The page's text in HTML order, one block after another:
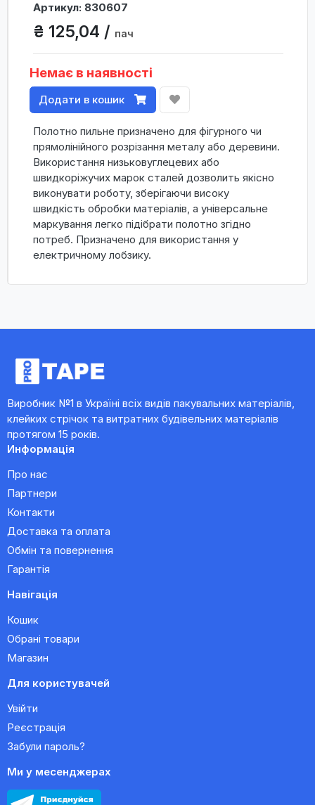
Артикул: 830607
₴ 125,04 / пач
Немає в наявності
Додати в кошик
Полотно пильне призначено для фігурного чи
прямолінійного розрізання металу або деревини.
Використання низьковуглецевих або
швидкоріжучих марок сталей дозволить якісно
виконувати роботу, зберігаючи високу
швидкість обробки матеріалів, а універсальне
маркування легко підібрати полотно згідно
потреб. Призначено для використання у
електричному лобзику.
Виробник №1 в Україні всіх видів пакувальних матеріалів,
клейких стрічок та витратних будівельних матеріалів
протягом 15 років.
Информація
Про нас
Партнери
Контакти
Доставка та оплата
Обмін та повернення
Гарантія
Навігація
Кошик
Обрані товари
Магазин
Для користувачей
Увійти
Реєстрація
Забули пароль?
Ми у месенджерах